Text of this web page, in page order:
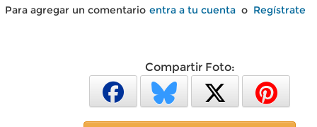
Para agregar un comentario entra a tu cuenta o Regístrate
Compartir Foto: